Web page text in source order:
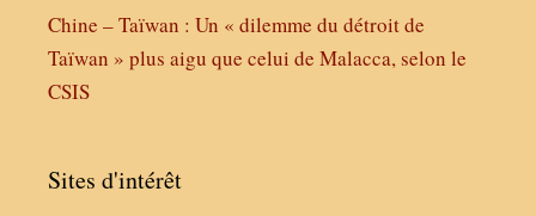
Chine – Taïwan : Un « dilemme du détroit de
Taïwan » plus aigu que celui de Malacca, selon le
CSIS
Sites d'intérêt